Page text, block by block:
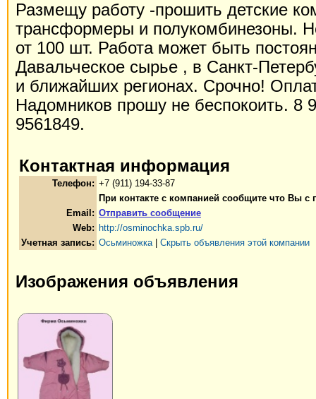
Размещу работу -прошить детские
трансформеры и полукомбинезоны.
от 100 шт. Работа может быть
Давальческое сырье , в Санкт-
и ближайших регионах. Срочно!
Надомников прошу не беспокоить. 8
9561849.
Контактная информация
Телефон: +7 (911) 194-33-87
При контакте с компанией сообщите что Вы с
Email: Отправить сообщение
Web: http://osminochka.spb.ru/
Учетная запись: Осьминожка| Скрыть объявления этой компании
Изображения объявления